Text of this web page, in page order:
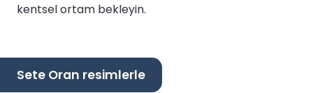
kentsel ortam bekleyin.
Sete Oran resimlerle